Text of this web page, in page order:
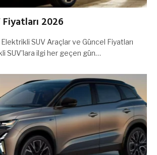
2026
Elektrikli SUV Araçlar ve Güncel Fiyatları
SUV’lara ilgi her geçen gün…